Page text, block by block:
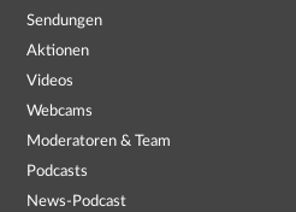
Sendungen
Aktionen
Videos
Webcams
Moderatoren & Team
Podcasts
News-Podcast